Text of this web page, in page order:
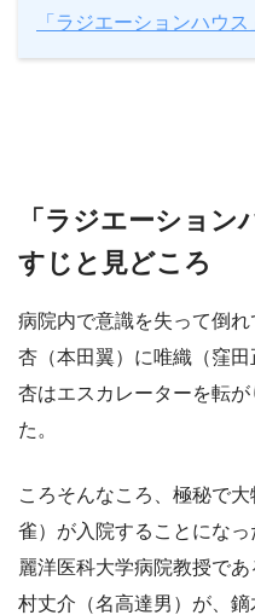
「ラジエーションハウ
「ラジエーション
すじと見どころ
病院内で意識を失って倒
杏（本田翼） に唯織（窪田
杏はエスカレーターを転
た。
ころそんなころ、極秘で
雀）が入院することになっ
麗洋医科大学病院教授であ
村丈介（名高達男）が、 鏑